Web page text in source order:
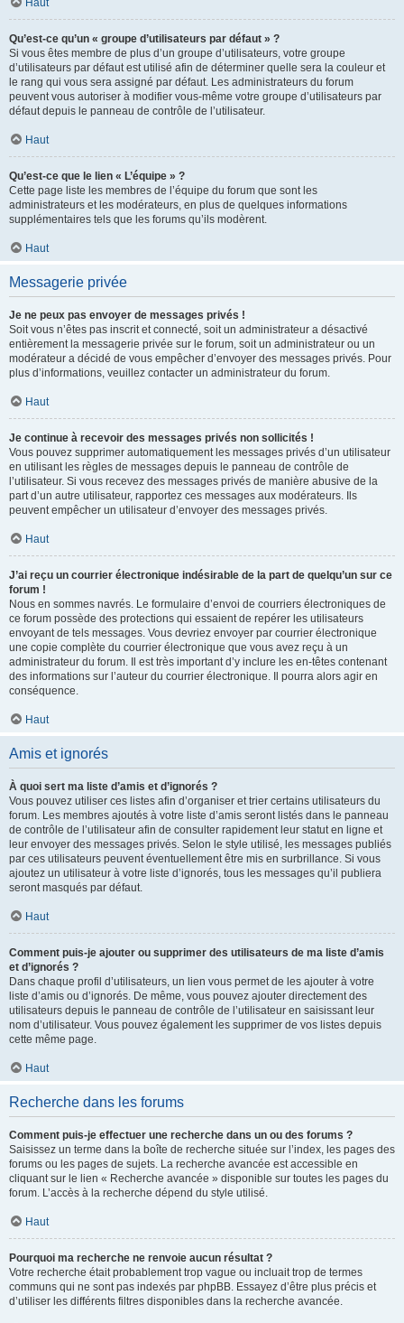
Haut
Qu’est-ce qu’un « groupe d’utilisateurs par défaut » ?
Si vous êtes membre de plus d’un groupe d’utilisateurs, votre groupe
d’utilisateurs par défaut est utilisé afin de déterminer quelle sera la couleur et
le rang qui vous sera assigné par défaut. Les administrateurs du forum
peuvent vous autoriser à modifier vous-même votre groupe d’utilisateurs par
défaut depuis le panneau de contrôle de l’utilisateur.
Haut
Qu’est-ce que le lien « L’équipe » ?
Cette page liste les membres de l’équipe du forum que sont les
administrateurs et les modérateurs, en plus de quelques informations
supplémentaires tels que les forums qu’ils modèrent.
Haut
Messagerie privée
Je ne peux pas envoyer de messages privés !
Soit vous n’êtes pas inscrit et connecté, soit un administrateur a désactivé
entièrement la messagerie privée sur le forum, soit un administrateur ou un
modérateur a décidé de vous empêcher d’envoyer des messages privés. Pour
plus d’informations, veuillez contacter un administrateur du forum.
Haut
Je continue à recevoir des messages privés non sollicités !
Vous pouvez supprimer automatiquement les messages privés d’un utilisateur
en utilisant les règles de messages depuis le panneau de contrôle de
l’utilisateur. Si vous recevez des messages privés de manière abusive de la
part d’un autre utilisateur, rapportez ces messages aux modérateurs. Ils
peuvent empêcher un utilisateur d’envoyer des messages privés.
Haut
J’ai reçu un courrier électronique indésirable de la part de quelqu’un sur ce
forum !
Nous en sommes navrés. Le formulaire d’envoi de courriers électroniques de
ce forum possède des protections qui essaient de repérer les utilisateurs
envoyant de tels messages. Vous devriez envoyer par courrier électronique
une copie complète du courrier électronique que vous avez reçu à un
administrateur du forum. Il est très important d’y inclure les en-têtes contenant
des informations sur l’auteur du courrier électronique. Il pourra alors agir en
conséquence.
Haut
Amis et ignorés
À quoi sert ma liste d’amis et d’ignorés ?
Vous pouvez utiliser ces listes afin d’organiser et trier certains utilisateurs du
forum. Les membres ajoutés à votre liste d’amis seront listés dans le panneau
de contrôle de l’utilisateur afin de consulter rapidement leur statut en ligne et
leur envoyer des messages privés. Selon le style utilisé, les messages publiés
par ces utilisateurs peuvent éventuellement être mis en surbrillance. Si vous
ajoutez un utilisateur à votre liste d’ignorés, tous les messages qu’il publiera
seront masqués par défaut.
Haut
Comment puis-je ajouter ou supprimer des utilisateurs de ma liste d’amis
et d’ignorés ?
Dans chaque profil d’utilisateurs, un lien vous permet de les ajouter à votre
liste d’amis ou d’ignorés. De même, vous pouvez ajouter directement des
utilisateurs depuis le panneau de contrôle de l’utilisateur en saisissant leur
nom d’utilisateur. Vous pouvez également les supprimer de vos listes depuis
cette même page.
Haut
Recherche dans les forums
Comment puis-je effectuer une recherche dans un ou des forums ?
Saisissez un terme dans la boîte de recherche située sur l’index, les pages des
forums ou les pages de sujets. La recherche avancée est accessible en
cliquant sur le lien « Recherche avancée » disponible sur toutes les pages du
forum. L’accès à la recherche dépend du style utilisé.
Haut
Pourquoi ma recherche ne renvoie aucun résultat ?
Votre recherche était probablement trop vague ou incluait trop de termes
communs qui ne sont pas indexés par phpBB. Essayez d’être plus précis et
d’utiliser les différents filtres disponibles dans la recherche avancée.